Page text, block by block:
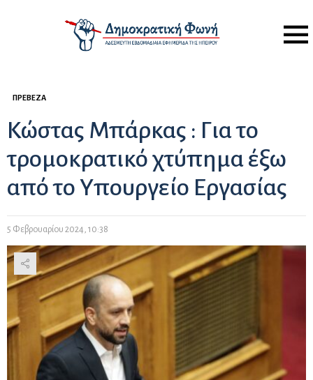
Menu
ΠΡΈΒΕΖΑ
Κώστας Μπάρκας : Για το
τρομοκρατικό χτύπημα έξω
από το Υπουργείο Εργασίας
5 Φεβρουαρίου 2024, 10:38